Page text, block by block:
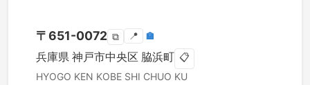
〒651-0072 ⧉ 📍 🏣
兵庫県 神戸市中央区 脇浜町 📋
HYOGO KEN KOBE SHI CHUO KU